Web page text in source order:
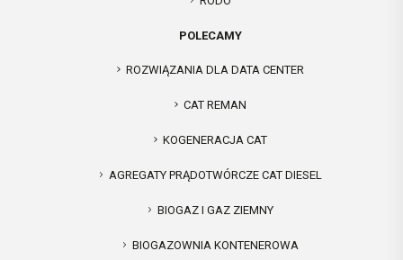
POLECAMY
ROZWIĄZANIA DLA DATA CENTER
CAT REMAN
KOGENERACJA CAT
AGREGATY PRĄDOTWÓRCZE CAT DIESEL
BIOGAZ I GAZ ZIEMNY
BIOGAZOWNIA KONTENEROWA